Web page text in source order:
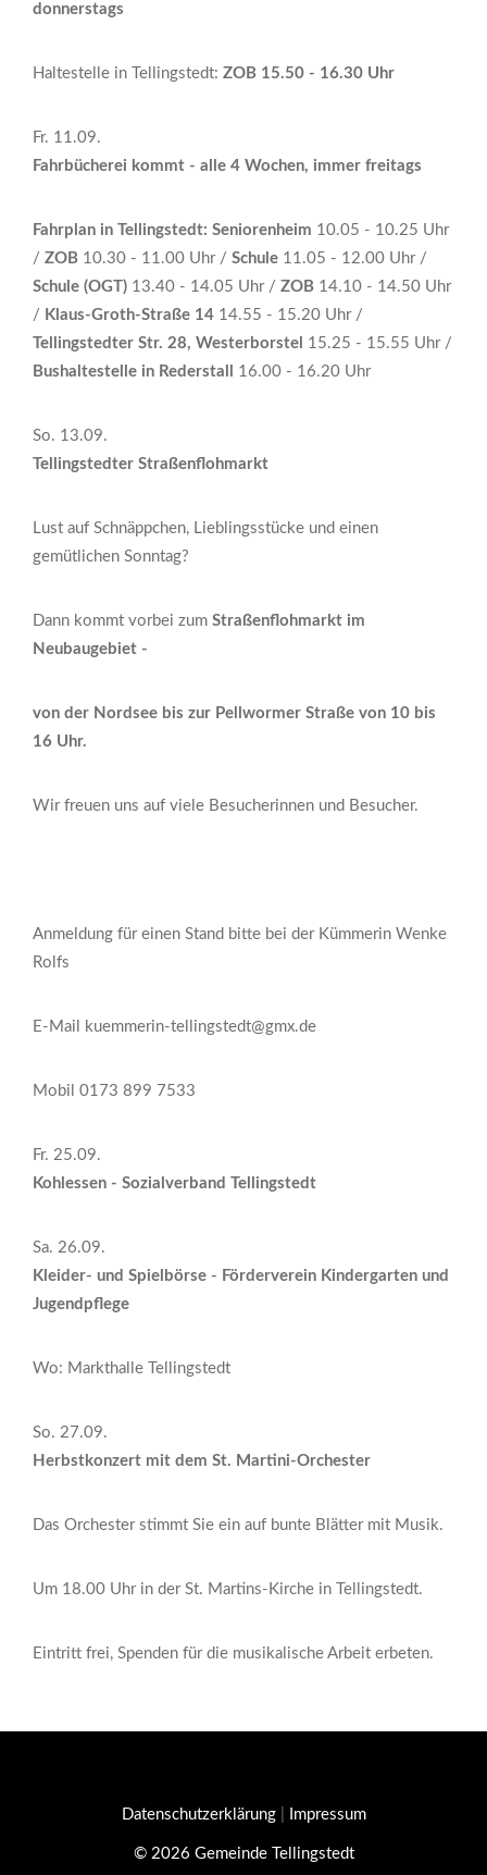
donnerstags
Haltestelle in Tellingstedt: ZOB 15.50 - 16.30 Uhr
Fr. 11.09.
Fahrbücherei kommt - alle 4 Wochen, immer freitags
Fahrplan in Tellingstedt: Seniorenheim 10.05 - 10.25 Uhr
/ ZOB 10.30 - 11.00 Uhr / Schule 11.05 - 12.00 Uhr /
Schule (OGT) 13.40 - 14.05 Uhr / ZOB 14.10 - 14.50 Uhr
/ Klaus-Groth-Straße 14 14.55 - 15.20 Uhr /
Tellingstedter Str. 28, Westerborstel 15.25 - 15.55 Uhr /
Bushaltestelle in Rederstall
16.00 - 16.20 Uhr
So. 13.09.
Tellingstedter Straßenflohmarkt
Lust auf Schnäppchen, Lieblingsstücke und einen
gemütlichen Sonntag?
Dann kommt vorbei zum Straßenflohmarkt im
Neubaugebiet -
von der Nordsee bis zur Pellwormer Straße von 10 bis
16 Uhr.
Wir freuen uns auf viele Besucherinnen und Besucher.
Anmeldung für einen Stand bitte bei der Kümmerin Wenke
Rolfs
E-Mail kuemmerin-tellingstedt@gmx.de
Mobil 0173 899 7533
Fr. 25.09.
Kohlessen - Sozialverband Tellingstedt
Sa. 26.09.
Kleider- und Spielbörse - Förderverein Kindergarten und
Jugendpflege
Wo: Markthalle Tellingstedt
So. 27.09.
Herbstkonzert mit dem St. Martini-Orchester
Das Orchester stimmt Sie ein auf bunte Blätter mit Musik.
Um 18.00 Uhr in der St. Martins-Kirche in Tellingstedt.
Eintritt frei, Spenden für die musikalische Arbeit erbeten.
Datenschutzerklärung| Impressum
© 2026 Gemeinde Tellingstedt